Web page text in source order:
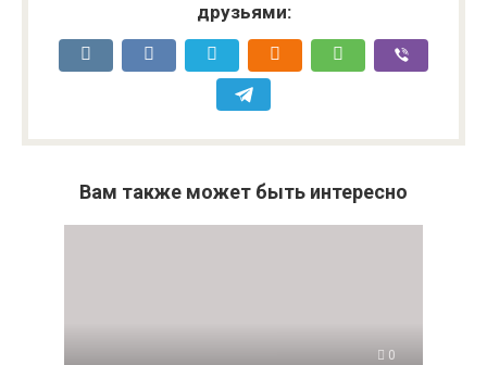
друзьями:
Вам также может быть интересно
0